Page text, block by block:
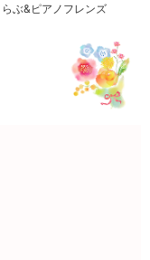
ぶ&ピアノフレンズ